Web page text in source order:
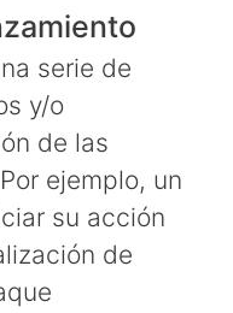
serie de
y/o
de las
ejemplo, un
su acción
de